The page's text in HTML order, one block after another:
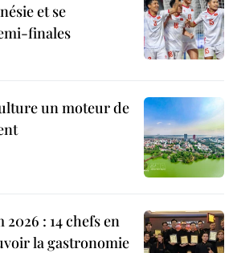
et se
finales
un moteur de
: 14 chefs en
la gastronomie